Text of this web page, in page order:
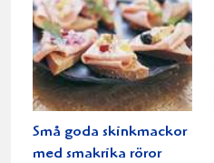
Små goda skinkmackor
med smakrika röror